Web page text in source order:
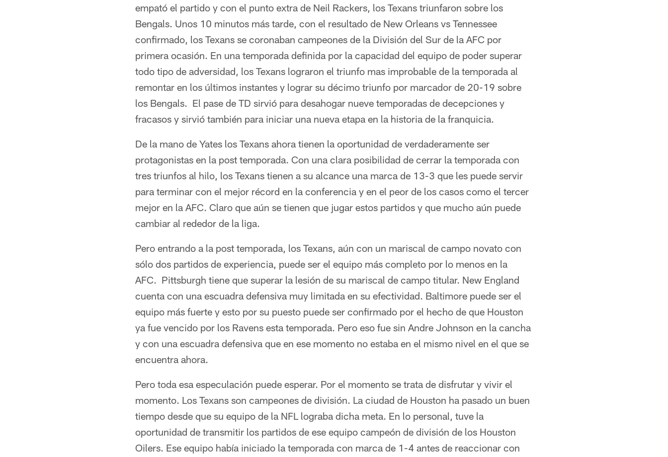
empató el partido y con el punto extra de Neil Rackers, los Texans triunfaron sobre los
Bengals. Unos 10 minutos más tarde, con el resultado de New Orleans vs Tennessee
confirmado, los Texans se coronaban campeones de la División del Sur de la AFC por
primera ocasión. En una temporada definida por la capacidad del equipo de poder superar
todo tipo de adversidad, los Texans lograron el triunfo mas improbable de la temporada al
remontar en los últimos instantes y lograr su décimo triunfo por marcador de 20-19 sobre
los Bengals. El pase de TD sirvió para desahogar nueve temporadas de decepciones y
fracasos y sirvió también para iniciar una nueva etapa en la historia de la franquicia.
De la mano de Yates los Texans ahora tienen la oportunidad de verdaderamente ser
protagonistas en la post temporada. Con una clara posibilidad de cerrar la temporada con
tres triunfos al hilo, los Texans tienen a su alcance una marca de 13-3 que les puede servir
para terminar con el mejor récord en la conferencia y en el peor de los casos como el tercer
mejor en la AFC. Claro que aún se tienen que jugar estos partidos y que mucho aún puede
cambiar al rededor de la liga.
Pero entrando a la post temporada, los Texans, aún con un mariscal de campo novato con
sólo dos partidos de experiencia, puede ser el equipo más completo por lo menos en la
AFC. Pittsburgh tiene que superar la lesión de su mariscal de campo titular. New England
cuenta con una escuadra defensiva muy limitada en su efectividad. Baltimore puede ser el
equipo más fuerte y esto por su puesto puede ser confirmado por el hecho de que Houston
ya fue vencido por los Ravens esta temporada. Pero eso fue sin Andre Johnson en la cancha
y con una escuadra defensiva que en ese momento no estaba en el mismo nivel en el que se
encuentra ahora.
Pero toda esa especulación puede esperar. Por el momento se trata de disfrutar y vivir el
momento. Los Texans son campeones de división. La ciudad de Houston ha pasado un buen
tiempo desde que su equipo de la NFL lograba dicha meta. En lo personal, tuve la
oportunidad de transmitir los partidos de ese equipo campeón de división de los Houston
Oilers. Ese equipo había iniciado la temporada con marca de 1-4 antes de reaccionar con